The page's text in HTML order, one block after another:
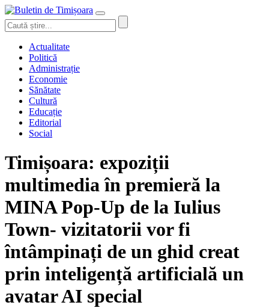
Actualitate
Politică
Administrație
Economie
Sănătate
Cultură
Educație
Editorial
Social
Timișoara: expoziții
multimedia în premieră la
MINA Pop-Up de la Iulius
Town- vizitatorii vor fi
întâmpinați de un ghid creat
prin inteligență artificială un
avatar AI special